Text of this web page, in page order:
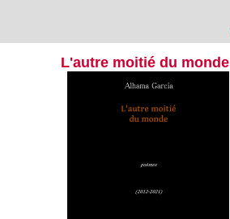
L'autre moitié du monde